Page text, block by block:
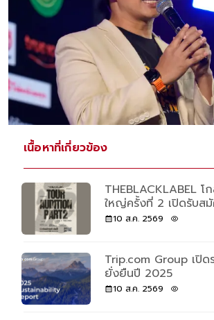
เนื้อหาที่เกี่ยวข้อง
THEBLACKLABEL
ใหญ่ครั้งที่ 2 เปิดรับสมั
10 ส.ค. 2569
Trip.com Group เปิด
ยั่งยืนปี 2025
10 ส.ค. 2569